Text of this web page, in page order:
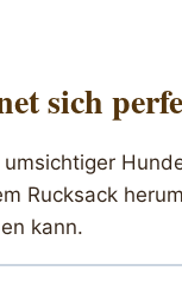
sich
Rucksack
kann.